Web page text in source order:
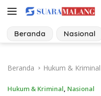
Langsung
konten
Beranda Nasional
Beranda Hukum & Kriminal
Hukum & Kriminal, Nasional